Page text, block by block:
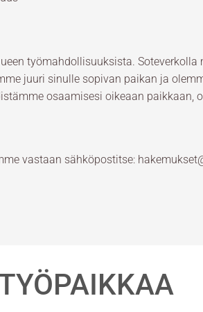
työmahdollisuuksista. Soteverkolla
juuri sinulle sopivan paikan ja
osaamisesi oikeaan paikkaan,
vastaan sähköpostitse: